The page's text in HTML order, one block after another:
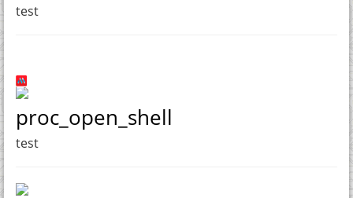
test
proc_open_shell
test